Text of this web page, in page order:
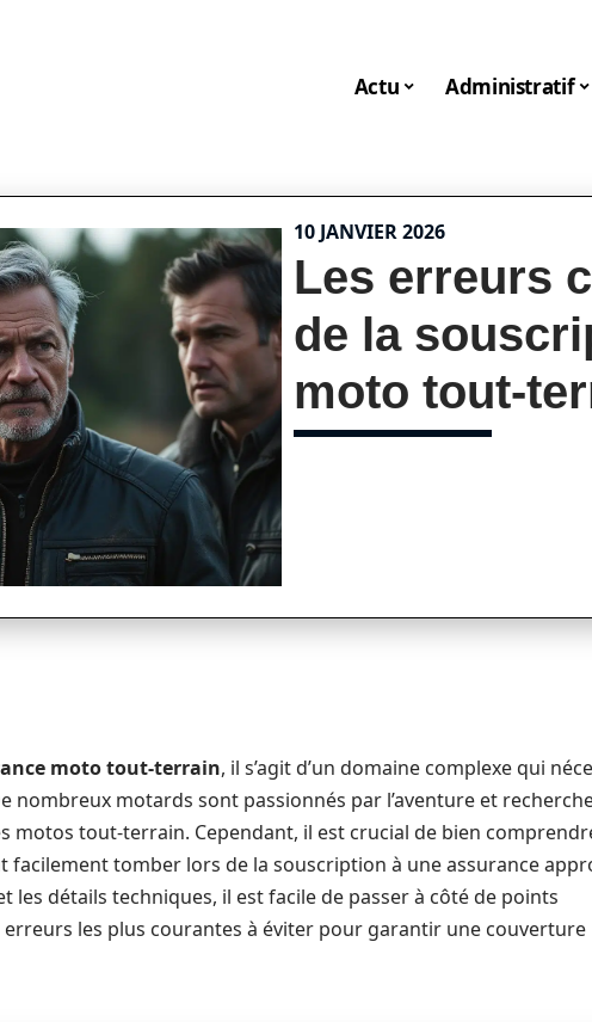
Actu Administratif
10 JANVIER 2026
Les erreurs
de la
moto tout-
moto tout-terrain, il s’agit d’un domaine complexe qui
nombreux motards sont passionnés par l’aventure et
motos tout-terrain. Cependant, il est crucial de bien
facilement tomber lors de la souscription à une assurance
les détails techniques, il est facile de passer à côté de points
les plus courantes à éviter pour garantir une couverture